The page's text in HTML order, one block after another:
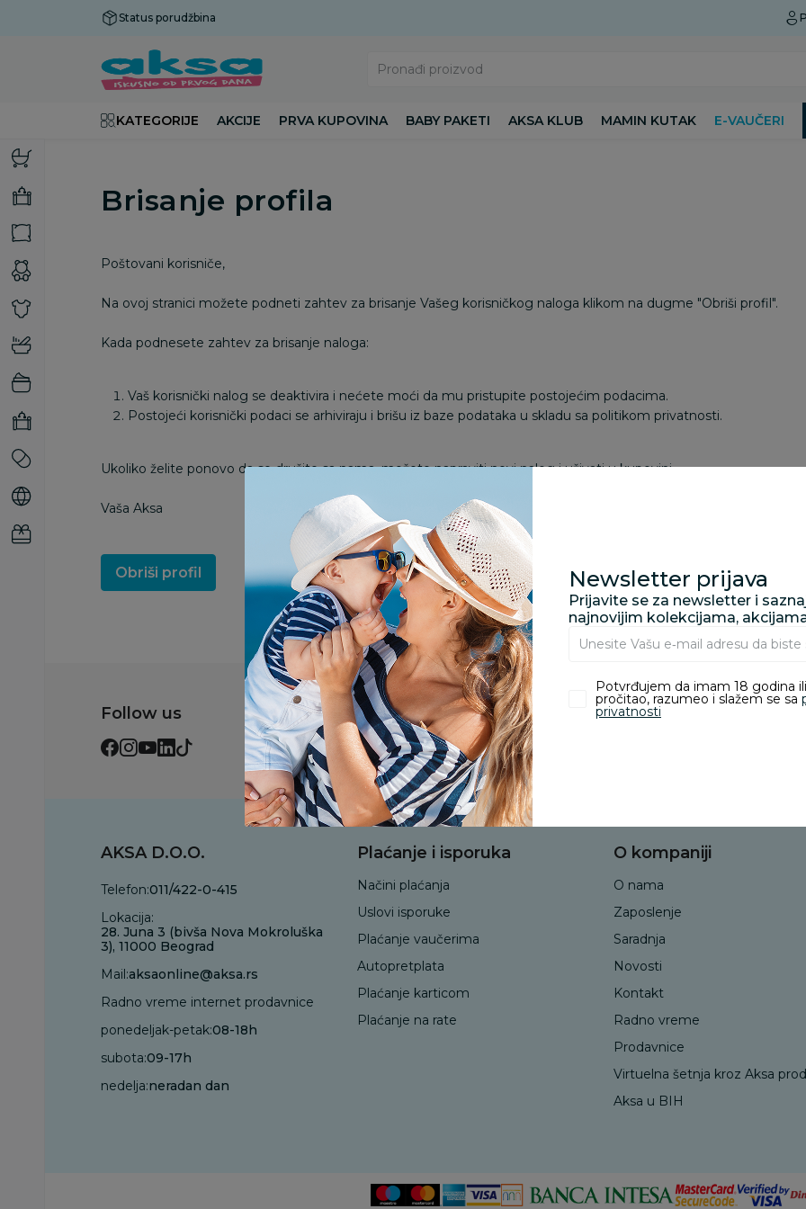
Status porudžbina
Pronađi proizvod
KATEGORIJE AKCIJE PRVA KUPOVINA BABY PAKETI AKSA KLUB MAMIN KUTAK E-VAUČERI
Brisanje profila
Poštovani korisniče,
Na ovoj stranici možete podneti zahtev za brisanje Vašeg korisničkog naloga klikom na dugme "Obriši profil".
Kada podnesete zahtev za brisanje naloga:
Vaš korisnički nalog se deaktivira i nećete moći da mu pristupite postojećim podacima.
Postojeći korisnički podaci se arhiviraju i brišu iz baze podataka u skladu sa politikom privatnosti.
Ukoliko želite ponovo da se družite sa nama, možete napraviti novi nalog i uživati u kupovini.
Vaša Aksa
Obriši profil
Follow us
Prijava na newsletter
Email
Slažem se sapolitikom privatnosti
AKSA D.O.O.
Telefon:011/422-0-415
Lokacija:
28. Juna 3 (bivša Nova Mokroluška
3), 11000 Beograd
Mail:aksaonline@aksa.rs
Radno vreme internet prodavnice
ponedeljak-petak:08-18h
subota:09-17h
nedelja:neradan dan
Plaćanje i isporuka
Načini plaćanja
Uslovi isporuke
Plaćanje vaučerima
Autopretplata
Plaćanje karticom
Plaćanje na rate
O kompaniji
O nama
Zaposlenje
Saradnja
Novosti
Kontakt
Radno vreme
Prodavnice
Virtuelna šetnja kroz Aksa
Aksa u BIH
Newsletter prijava
Prijavite se za newsletter i
najnovijim kolekcijama,
Potvrđujem da imam 18 godina
pročitao, razumeo i slažem se sa
privatnosti